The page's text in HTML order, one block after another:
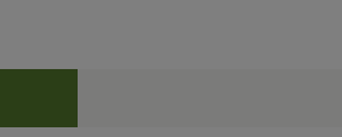
Recipes